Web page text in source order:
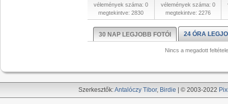
vélemények száma: 0
megtekintve: 2830
vélemények száma: 0
megtekintve: 2276
30 NAP LEGJOBB FOTÓI 24 ÓRA
Nincs a megadott
Szerkesztők:Antalóczy Tibor, Birdie | © 2003-2022